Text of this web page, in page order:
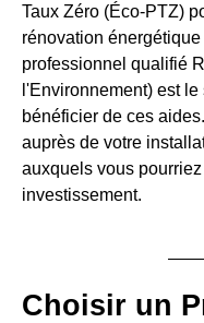
Taux Zéro (Éco-PTZ)
rénovation
professionnel qualifié
l'Environnement) est
bénéficier de ces
auprès de votre
auxquels vous
investissement.
Choisir un